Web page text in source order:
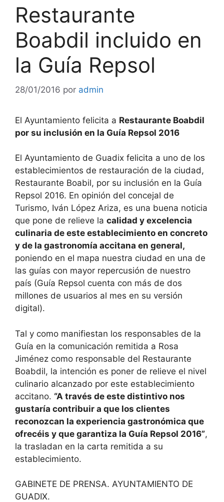
Restaurante
Boabdil incluido en
la Guía Repsol
28/01/2016 por admin
El Ayuntamiento felicita a Restaurante Boabdil
por su inclusión en la Guía Repsol 2016
El Ayuntamiento de Guadix felicita a uno de los
establecimientos de restauración de la ciudad,
Restaurante Boabil, por su inclusión en la Guía
Repsol 2016. En opinión del concejal de
Turismo, Iván López Ariza, es una buena noticia
que pone de relieve la calidad y excelencia
culinaria de este establecimiento en concreto
y de la gastronomía accitana en general,
poniendo en el mapa nuestra ciudad en una de
las guías con mayor repercusión de nuestro
país (Guía Repsol cuenta con más de dos
millones de usuarios al mes en su versión
digital).
Tal y como manifiestan los responsables de la
Guía en la comunicación remitida a Rosa
Jiménez como responsable del Restaurante
Boabdil, la intención es poner de relieve el nivel
culinario alcanzado por este establecimiento
accitano. “A través de este distintivo nos
gustaría contribuir a que los clientes
reconozcan la experiencia gastronómica que
ofrecéis y que garantiza la Guía Repsol 2016”,
la trasladan en la carta remitida a su
establecimiento.
GABINETE DE PRENSA. AYUNTAMIENTO DE
GUADIX.